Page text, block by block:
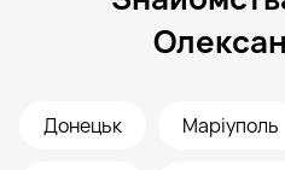
Донецьк Маріуполь